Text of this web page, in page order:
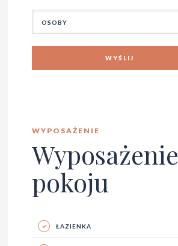
WYŚLIJ
WYPOSAŻENIE
Wyposażenie
pokoju
ŁAZIENKA